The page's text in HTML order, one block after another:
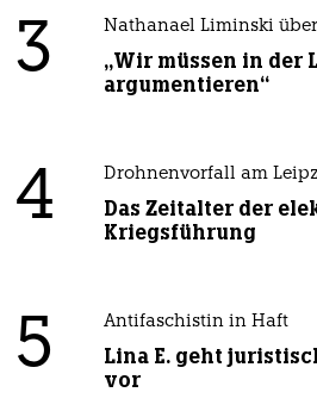
3 Nathanael Liminski über
„Wir müssen in der
argumentieren“
4 Drohnenvorfall am
Das Zeitalter der
Kriegsführung
5 Antifaschistin in Haft
Lina E. geht
vor